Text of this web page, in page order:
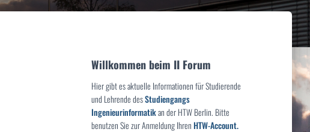
Willkommen beim II Forum
Hier gibt es aktuelle Informationen für Studierende
und Lehrende desStudiengangs
Ingenieurinformatikan der HTW Berlin. Bitte
benutzen Sie zur Anmeldung IhrenHTW-Account.